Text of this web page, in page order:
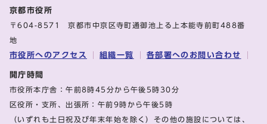
京都市役所
〒604-8571 京都市中京区寺町通御池上る上本能寺前町488番
地
市役所へのアクセス 組織一覧 各部署へのお問い合わせ
開庁時間
市役所本庁舎：午前8時45分から午後5時30分
区役所・支所、出張所：午前9時から午後5時
（いずれも土日祝及び年末年始を除く）その他の施設については、